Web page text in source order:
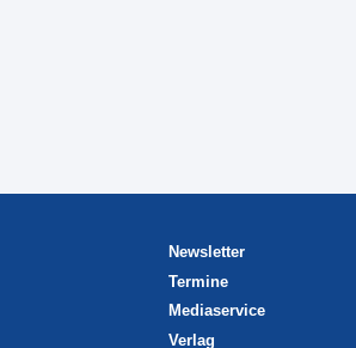
Newsletter
Termine
Mediaservice
Verlag